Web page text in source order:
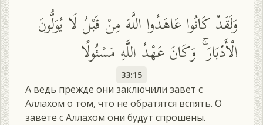
وَلَقَدْ كَانُوا عَاهَدُوا اللَّهَ مِنْ قَبْلُ لَا يُوَلُّونَ
الْأَدْبَارَ ۚ وَكَانَ عَهْدُ اللَّهِ مَسْئُولًا
33:15
А ведь прежде они заключили завет с
Аллахом о том, что не обратятся вспять. О
завете с Аллахом они будут спрошены.